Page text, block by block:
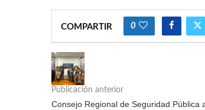
COMPARTIR 0
Publicación anterior
Consejo Regional de Seguridad Pública